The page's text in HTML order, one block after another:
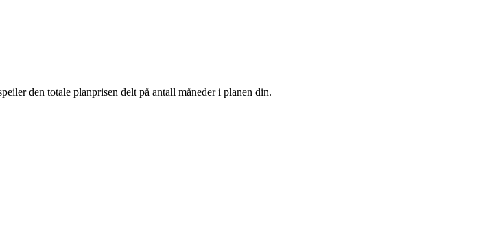
den totale planprisen delt på antall måneder i planen din.